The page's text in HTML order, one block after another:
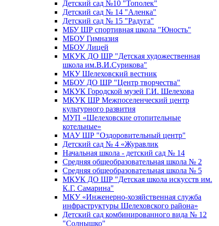
Детский сад №10 "Тополек"
Детский сад № 14 "Аленка"
Детский сад № 15 "Радуга"
МБУ ШР спортивная школа "Юность"
МБОУ Гимназия
МБОУ Лицей
МКУК ДО ШР "Детская художественная
школа им.В.И.Сурикова"
МКУ Шелеховский вестник
МБОУ ДО ШР "Центр творчества"
МКУК Городской музей Г.И. Шелехова
МКУК ШР Межпоселенческий центр
культурного развития
МУП «Шелеховские отопительные
котельные»
МАУ ШР "Оздоровительный центр"
Детский сад № 4 «Журавлик
Начальная школа - детский сад № 14
Средняя общеобразовательная школа № 2
Средняя общеобразовательная школа № 5
МКУК ДО ШР "Детская школа искусств им.
К.Г. Самарина"
МКУ «Инженерно-хозяйственная служба
инфраструктуры Шелеховского района»
Детский сад комбинированного вида № 12
"Солнышко"